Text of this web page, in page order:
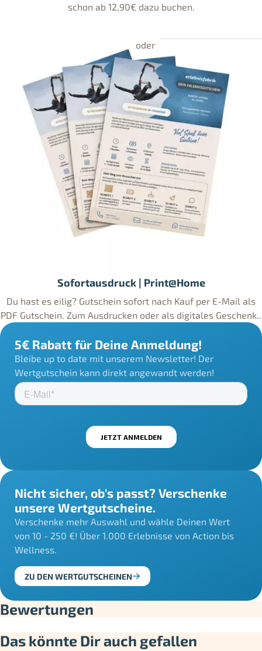
schon ab 12,90€ dazu buchen.
Sofortausdruck | Print@Home
Du hast es eilig? Gutschein sofort nach Kauf per E-Mail als
PDF Gutschein. Zum Ausdrucken oder als digitales Geschenk..
5€ Rabatt für Deine Anmeldung!
Bleibe up to date mit unserem Newsletter! Der
Wertgutschein kann direkt angewandt werden!
Nicht sicher, ob's passt? Verschenke
unsere Wertgutscheine.
Verschenke mehr Auswahl und wähle Deinen Wert
von 10 - 250 €! Über 1.000 Erlebnisse von Action bis
Wellness.
ZU DEN WERTGUTSCHEINEN
Bewertungen
Das könnte Dir auch gefallen